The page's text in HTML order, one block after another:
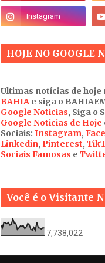
HOJE NO GOOGLE
Ultimas notícias de hoje
BAHIA e siga o
Google Noticias, Siga o
Google Noticias de Hoje
Sociais: Instagram,
Linkedin, Pinterest,
Sociais Famosas e
Você é o Visitante
7,738,022